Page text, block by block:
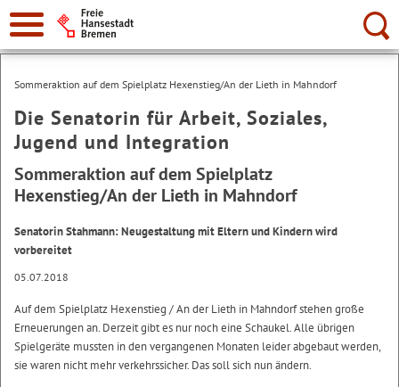
Suche:
Sommeraktion auf dem Spielplatz Hexenstieg/An der Lieth in Mahndorf
Die Senatorin für Arbeit, Soziales,
Jugend und Integration
Sommeraktion auf dem Spielplatz
Hexenstieg/An der Lieth in Mahndorf
Senatorin Stahmann: Neugestaltung mit Eltern und Kindern wird
vorbereitet
05.07.2018
Auf dem Spielplatz Hexenstieg / An der Lieth in Mahndorf stehen große
Erneuerungen an. Derzeit gibt es nur noch eine Schaukel. Alle übrigen
Spielgeräte mussten in den vergangenen Monaten leider abgebaut werden,
sie waren nicht mehr verkehrssicher. Das soll sich nun ändern.